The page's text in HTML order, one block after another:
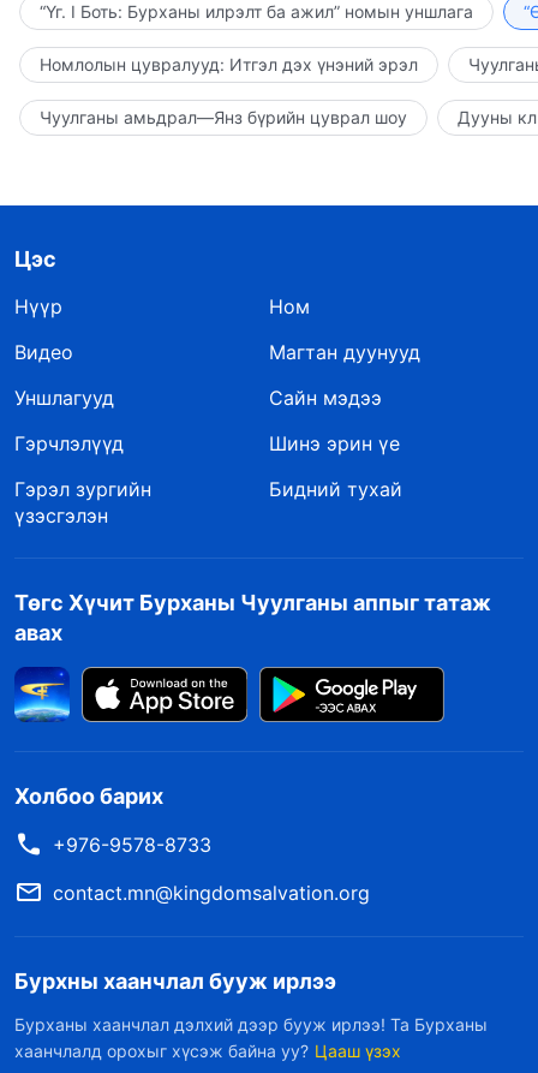
“Үг. I Боть: Бурханы илрэлт ба ажил” номын уншлага
Номлолын цувралууд: Итгэл дэх үнэний эрэл
Чуулганы амьдрал—Янз бүрийн цуврал шоу Дууны
Цэс
Нүүр
Ном
Видео
Магтан дуунууд
Уншлагууд
Сайн мэдээ
Гэрчлэлүүд
Шинэ эрин үе
Гэрэл зургийн
үзэсгэлэн
Бидний тухай
Төгс Хүчит Бурханы Чуулганы аппыг татаж
авах
Холбоо барих
+976-9578-8733
contact.mn@kingdomsalvation.org
Бурхны хаанчлал бууж ирлээ
Бурханы хаанчлал дэлхий дээр бууж ирлээ! Та Бурханы
хаанчлалд орохыг хүсэж байна уу? Цааш үзэх